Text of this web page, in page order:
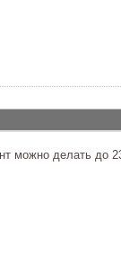
можно делать до